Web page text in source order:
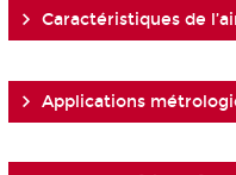
Caractéristiques de
Applications